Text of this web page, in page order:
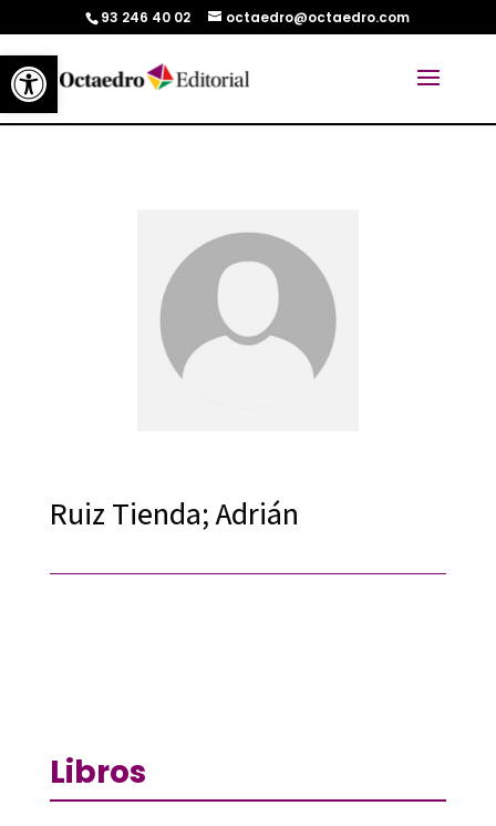
Abrir barra de herramientas
93 246 40 02 octaedro@octaedro.com
Ruiz Tienda; Adrián
Libros